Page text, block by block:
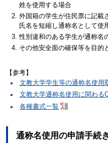
姓を使用する場合
外国籍の学生が住民票に記載
氏名を短縮し通称名として使
性別違和のある学生が通称名
その他安全面の確保等を目的
【参考】
文教大学学生等の通称名使用
文教大学通称名使用に関わる
各種書式一覧
通称名使用の申請手続